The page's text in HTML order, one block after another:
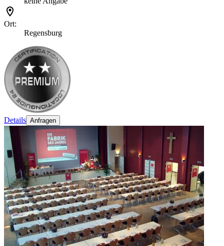
Ort:
Regensburg
Details Anfragen